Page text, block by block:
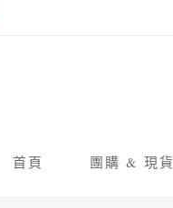
首頁 團購 & 現貨